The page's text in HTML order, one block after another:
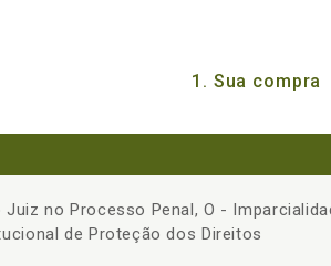
1. Sua compra
no Processo Penal, O -
de Proteção dos Direitos